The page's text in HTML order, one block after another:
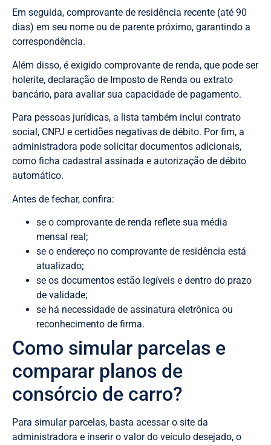
Em seguida, comprovante de residência recente (até 90
dias) em seu nome ou de parente próximo, garantindo a
correspondência.
Além disso, é exigido comprovante de renda, que pode ser
holerite, declaração de Imposto de Renda ou extrato
bancário, para avaliar sua capacidade de pagamento.
Para pessoas jurídicas, a lista também inclui contrato
social, CNPJ e certidões negativas de débito. Por fim, a
administradora pode solicitar documentos adicionais,
como ficha cadastral assinada e autorização de débito
automático.
Antes de fechar, confira:
se o comprovante de renda reflete sua média
mensal real;
se o endereço no comprovante de residência está
atualizado;
se os documentos estão legíveis e dentro do prazo
de validade;
se há necessidade de assinatura eletrônica ou
reconhecimento de firma.
Como simular parcelas e
comparar planos de
consórcio de carro?
Para simular parcelas, basta acessar o site da
administradora e inserir o valor do veículo desejado, o